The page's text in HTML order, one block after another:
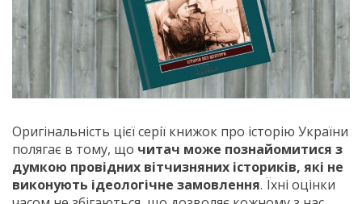
Оригінальність цієї серії книжок про історію України
полягає в тому, що читач може познайомитися з
думкою провідних вітчизняних істориків, які не
виконують ідеологічне замовлення. Їхні оцінки